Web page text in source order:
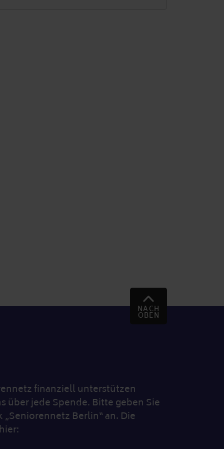
NACH
OBEN
finanziell unterstützen
über jede Spende. Bitte geben Sie
Berlin“ an. Die